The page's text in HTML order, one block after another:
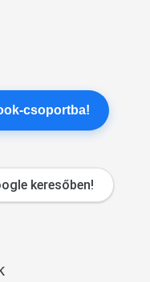
csoportba!
keresőben!